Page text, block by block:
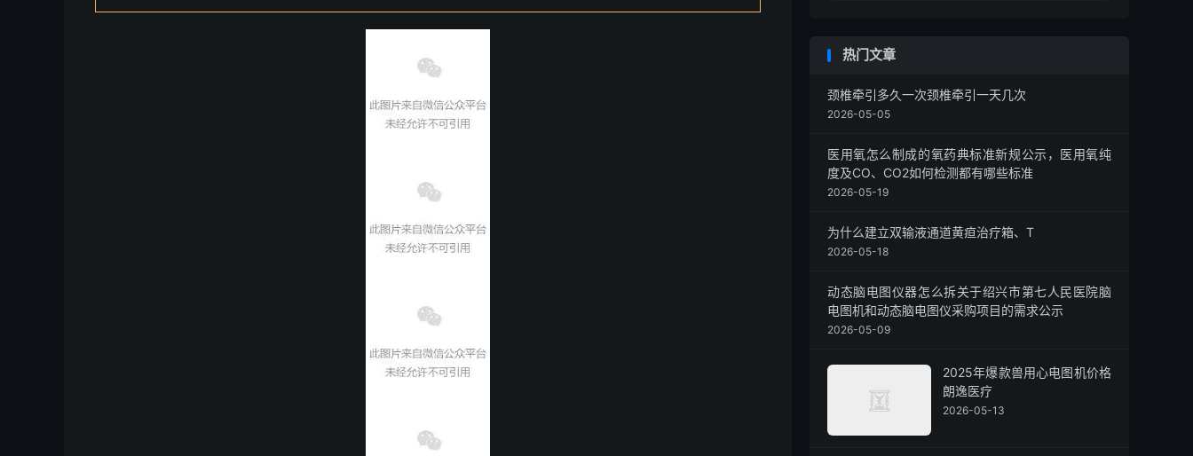
热门文章
颈椎牵引多久一次颈椎牵引一天几次
2026-05-05
医用氧怎么制成的氧药典标准新规公示，医用氧纯
度及CO、CO2如何检测都有哪些标准
2026-05-19
为什么建立双输液通道黄疸治疗箱、T
2026-05-18
动态脑电图仪器怎么拆关于绍兴市第七人民医院脑
电图机和动态脑电图仪采购项目的需求公示
2026-05-09
2025年爆款兽用心电图机价格
朗逸医疗
2026-05-13